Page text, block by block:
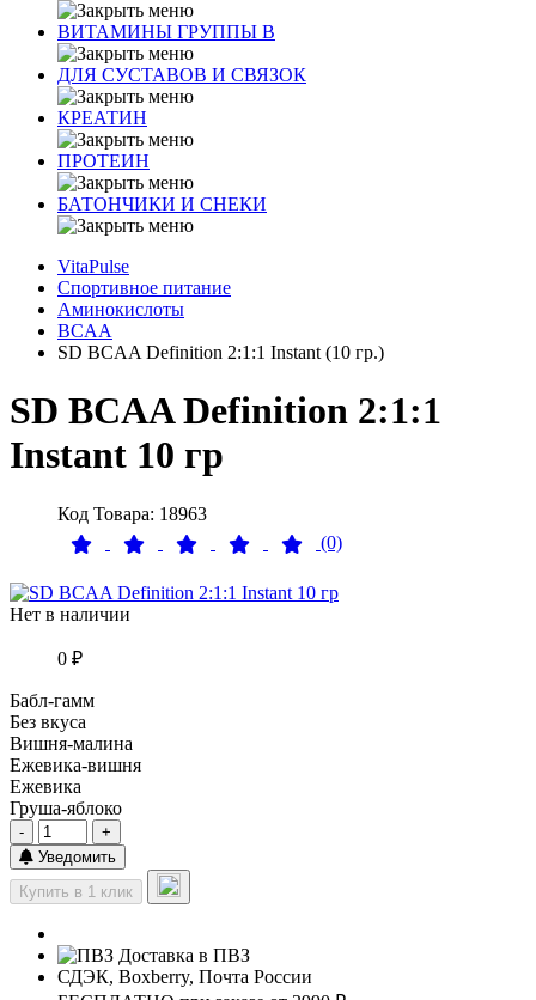
ВИТАМИНЫ ГРУППЫ В
ДЛЯ СУСТАВОВ И СВЯЗОК
КРЕАТИН
ПРОТЕИН
БАТОНЧИКИ И СНЕКИ
VitaPulse
Спортивное питание
Аминокислоты
BCAA
SD BCAA Definition 2:1:1 Instant (10 гр.)
SD BCAA Definition 2:1:1
Instant 10 гр
Код Товара: 18963
(0)
Нет в наличии
0 ₽
Бабл-гамм
Без вкуса
Вишня-малина
Ежевика-вишня
Ежевика
Груша-яблоко
-
+
Уведомить
Купить в 1 клик
Доставка в ПВЗ
СДЭК, Boxberry, Почта России